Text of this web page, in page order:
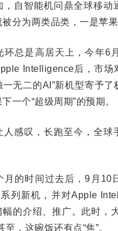
智能机问鼎全球移动
分为两类品类，一是苹果
总是高居天上，今年6
Intelligence后，市场
一无二的AI”新机型寄予了
一个“超级周期”的预期。
叹，长跑至今，全球
的时间过去后，9月10
列新机，并对Apple
幅的介绍、推广。此时，
至，这碗饭还有点“焦”。